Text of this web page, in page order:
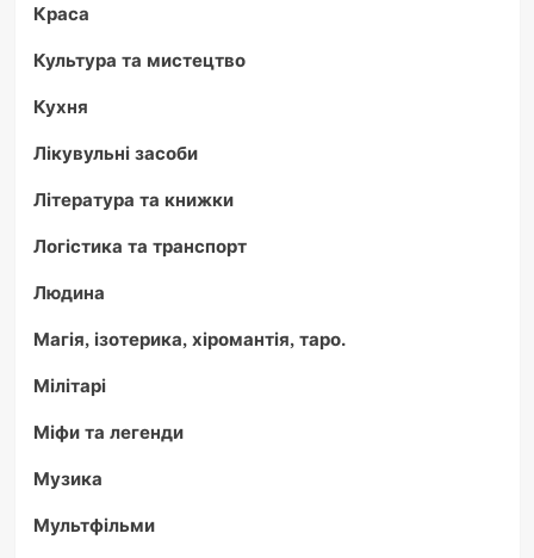
Краса
Культура та мистецтво
Кухня
Лікувульні засоби
Література та книжки
Логістика та транспорт
Людина
Магія, ізотерика, хіромантія, таро.
Мілітарі
Міфи та легенди
Музика
Мультфільми